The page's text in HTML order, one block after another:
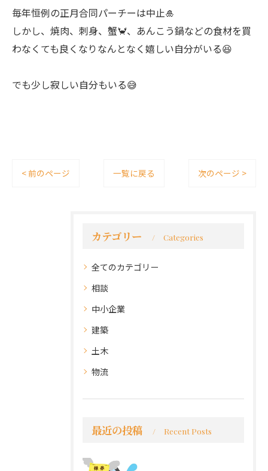
毎年恒例の正月合同パーチーは中止🎍
しかし、焼肉、刺身、蟹🦀、あんこう鍋などの食材を買
わなくても良くなりなんとなく嬉しい自分がいる😆
でも少し寂しい自分もいる😅
< 前のページ 一覧に戻る 次のページ >
カテゴリー Categories
全てのカテゴリー
相談
中小企業
建築
土木
物流
最近の投稿 Recent Posts